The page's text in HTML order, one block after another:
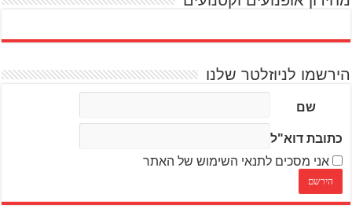
הירשמו לניוזלטר שלנו
שם
כתובת דוא"ל
אני מסכים לתנאי השימוש של האתר